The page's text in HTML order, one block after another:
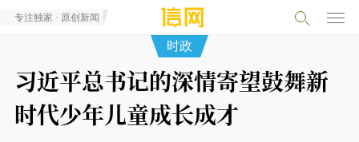
专注独家 · 原创新闻
时政
习近平总书记的深情寄望鼓舞新
时代少年儿童成长成才